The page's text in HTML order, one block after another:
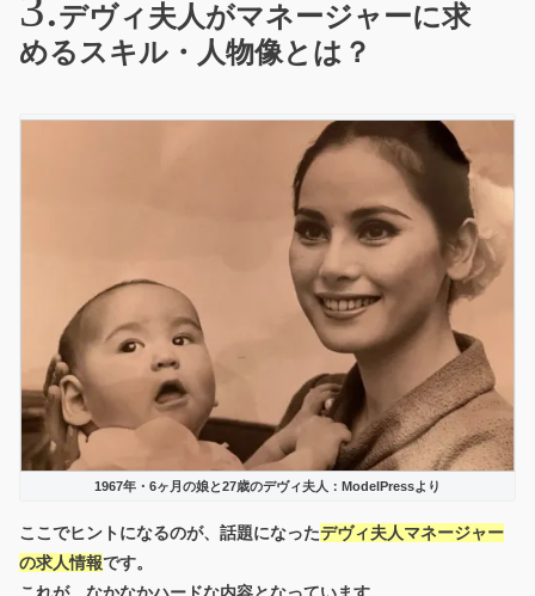
デヴィ夫人がマネージャーに求
めるスキル・人物像とは？
1967年・6ヶ月の娘と27歳のデヴィ夫人：ModelPressより
ここでヒントになるのが、話題になったデヴィ夫人マネージャー
の求人情報です。
これが、なかなかハードな内容となっています。